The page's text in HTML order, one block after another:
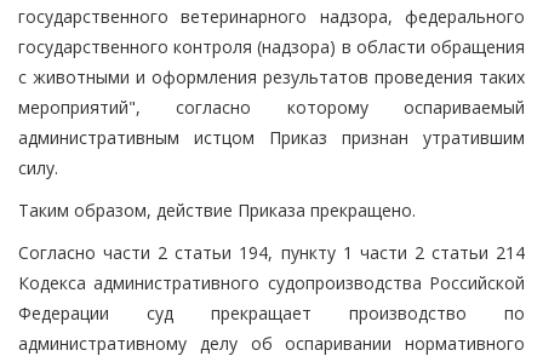
государственного ветеринарного надзора, федерального
государственного контроля (надзора) в области обращения
с животными и оформления результатов проведения таких
мероприятий", согласно которому оспариваемый
административным истцом Приказ признан утратившим
силу.
Таким образом, действие Приказа прекращено.
Согласно части 2 статьи 194, пункту 1 части 2 статьи 214
Кодекса административного судопроизводства Российской
Федерации суд прекращает производство по
административному делу об оспаривании нормативного